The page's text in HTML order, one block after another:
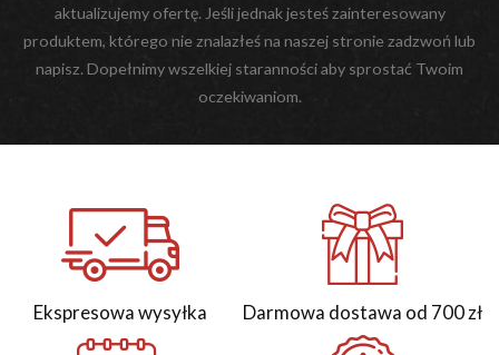
aktualizujemy ofertę. Jeśli jednak jesteś zainteresowany
produktem, którego nie znalazłeś na naszej stronie zadzwoń lub
napisz. Dopełnimy wszelkiej staranności aby sprostać Twoim
oczekiwaniom.
Ekspresowa wysyłka Darmowa dostawa od 700 zł